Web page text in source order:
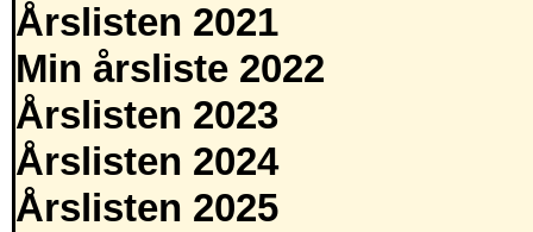
Årslisten 2021
Min årsliste 2022
Årslisten 2023
Årslisten 2024
Årslisten 2025